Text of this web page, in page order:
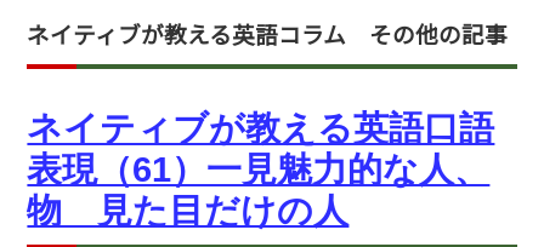
ネイティブが教える英語コラム その他の記事
ネイティブが教える英語口語
表現（61）一見魅力的な人、
物 見た目だけの人